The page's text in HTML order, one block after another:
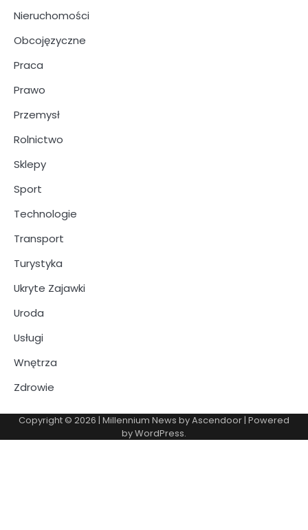
Nieruchomości
Obcojęzyczne
Praca
Prawo
Przemysł
Rolnictwo
Sklepy
Sport
Technologie
Transport
Turystyka
Ukryte Zajawki
Uroda
Usługi
Wnętrza
Zdrowie
Copyright © 2026 | Millennium News byAscendoor | Powered
byWordPress.